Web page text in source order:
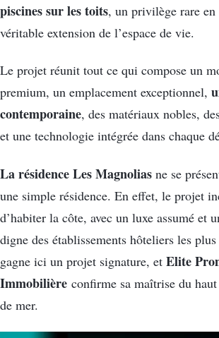
piscines sur les toits, un privilège rare
véritable extension de l’espace de vie.
Le projet réunit tout ce qui compose un
premium, un emplacement exceptionnel,
contemporaine, des matériaux nobles,
et une technologie intégrée dans chaque
La résidence Les Magnolias ne se
une simple résidence. En effet, le projet
d’habiter la côte, avec un luxe assumé et
digne des établissements hôteliers les
gagne ici un projet signature, et Elite
Immobilière confirme sa maîtrise du
de mer.